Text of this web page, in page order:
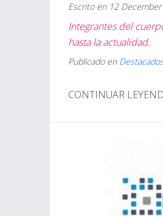
Escrito en 12
Integrantes del
hasta la actualidad.
Publicado en
CONTINUAR